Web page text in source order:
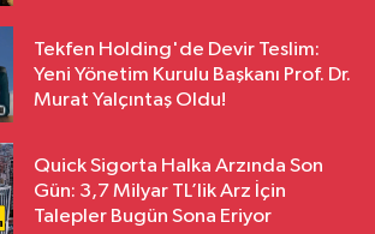
Tekfen Holding'de Devir Teslim:
Yeni Yönetim Kurulu Başkanı Prof. Dr.
Murat Yalçıntaş Oldu!
Quick Sigorta Halka Arzında Son
Gün: 3,7 Milyar TL’lik Arz İçin
Talepler Bugün Sona Eriyor